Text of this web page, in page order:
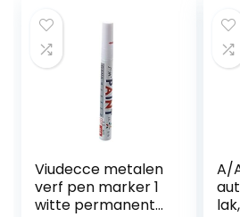
Viudecce metalen
verf pen marker 1
witte permanente
A/